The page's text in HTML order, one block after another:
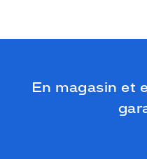
En magasin et